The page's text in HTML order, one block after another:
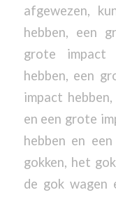
afgewezen,
hebben, een
grote impact
hebben, een
impact
en een grote
hebben en
gokken, het
de gok wagen